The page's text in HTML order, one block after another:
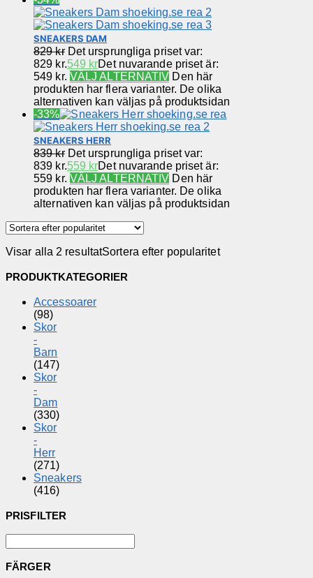
SNEAKERS DAM
829kr Det ursprungliga priset var:
829 kr.549 krDet nuvarande priset är:
549 kr. VÄLJ ALTERNATIV Den här
produkten har flera varianter. De olika
alternativen kan väljas på produktsidan
-33%
SNEAKERS HERR
839kr Det ursprungliga priset var:
839 kr.559 krDet nuvarande priset är:
559 kr. VÄLJ ALTERNATIV Den här
produkten har flera varianter. De olika
alternativen kan väljas på produktsidan
Visar alla 2 resultatSortera efter popularitet
PRODUKTKATEGORIER
Accessoarer
(98)
Skor
-
Barn
(147)
Skor
-
Dam
(330)
Skor
-
Herr
(271)
Sneakers
(416)
PRISFILTER
FÄRGER